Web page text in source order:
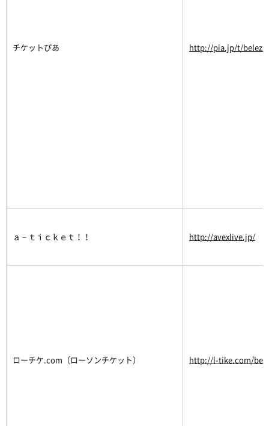
チケットぴあ http://pia.jp/t/beleza/
ａ－ｔｉｃｋｅｔ！！ http://avexlive.jp/
ローチケ.com（ローソンチケット） http://l-tike.com/